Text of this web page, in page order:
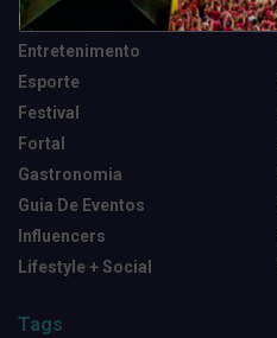
Destaques
Entretenimento
Esporte
Festival
Fortal
Gastronomia
Guia De Eventos
Influencers
Lifestyle + Social
Tags